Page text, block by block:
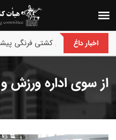
اخبار داغ
پایان رقابت های کشتی فرنگی
از سوی اداره ورزش